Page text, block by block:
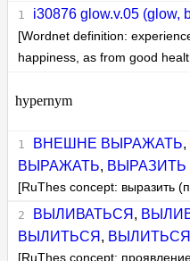
i30876 glow.v.05 (glow,
[Wordnet definition:
happiness, as from good
hypernym
ВНЕШНЕ ВЫРАЖАТЬ,
ВЫРАЖАТЬ, ВЫРАЗИТЬ
[RuThes concept: выразить
ВЫЛИВАТЬСЯ ,
ВЫЛИТЬСЯ ,
[RuThes concept: проявление